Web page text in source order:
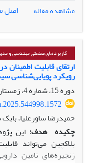
زنجیره‌های‌تامین
اختلالات عملیاتی و
به رویکردهای
منسجم سه‌ مرحله‌ای
کردن نوسانات بازار و
استفاده از مدل
مرحله دوم، معیارهای
نظام‌مند ادبیات و
بهترین-بدترین
رتبه‌بندی
تصادفی انجام پذیرفت.
زنجیره‌تامین، یک مدل
توسعه داده شد و
مشاهده مقاله
اصل
کاربردهای صنعتی مهندسی و
ارتقای قابلیت اطمینان
رویکرد پویایی‌شناسی
دوره 15، شماره 4، زمستان 1404، صفحه
حمیدرضا ساورعلیا،
چکیده هدف: این
بلاکچین می‌تواند
زنجیره‌های تامین